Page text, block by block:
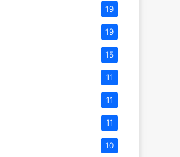
19
19
15
11
11
11
10